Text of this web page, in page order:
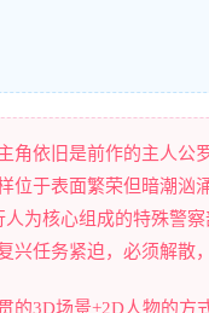
角依旧是前作的主人公
位于表面繁荣但暗潮汹
为核心组成的特殊警
任务紧迫，必须解散
的3D场景+2D人物的方